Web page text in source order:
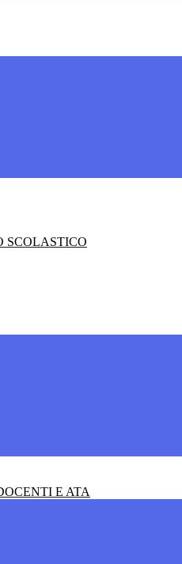
SCOLASTICO
E ATA